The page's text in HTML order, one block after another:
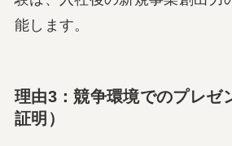
能します。
理由3：競争環境でのプレゼ
証明）